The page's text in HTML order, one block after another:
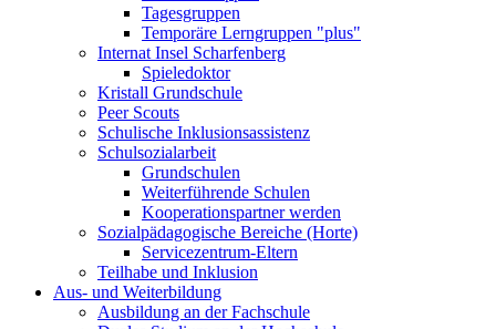
Tagesgruppen
Temporäre Lerngruppen "plus"
Internat Insel Scharfenberg
Spieledoktor
Kristall Grundschule
Peer Scouts
Schulische Inklusionsassistenz
Schulsozialarbeit
Grundschulen
Weiterführende Schulen
Kooperationspartner werden
Sozialpädagogische Bereiche (Horte)
Servicezentrum-Eltern
Teilhabe und Inklusion
Aus- und Weiterbildung
Ausbildung an der Fachschule